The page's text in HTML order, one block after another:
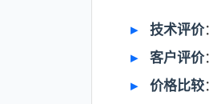
技术评价
客户评价
价格比较